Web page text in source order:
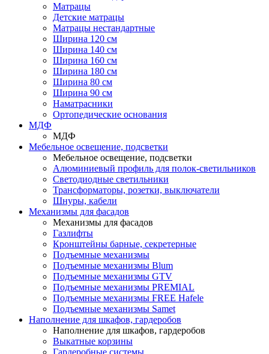
Матрацы
Детские матрацы
Матрацы нестандартные
Ширина 120 см
Ширина 140 см
Ширина 160 см
Ширина 180 см
Ширина 80 см
Ширина 90 см
Наматрасники
Ортопедические основания
МДФ
МДФ
Мебельное освещение, подсветки
Мебельное освещение, подсветки
Алюминиевый профиль для полок-светильников
Светодиодные светильники
Трансформаторы, розетки, выключатели
Шнуры, кабели
Механизмы для фасадов
Механизмы для фасадов
Газлифты
Кронштейны барные, секретерные
Подъемные механизмы
Подъемные механизмы Blum
Подъемные механизмы GTV
Подъемные механизмы PREMIAL
Подъемные механизмы FREE Hafele
Подъемные механизмы Samet
Наполнение для шкафов, гардеробов
Наполнение для шкафов, гардеробов
Выкатные корзины
Гардеробные системы